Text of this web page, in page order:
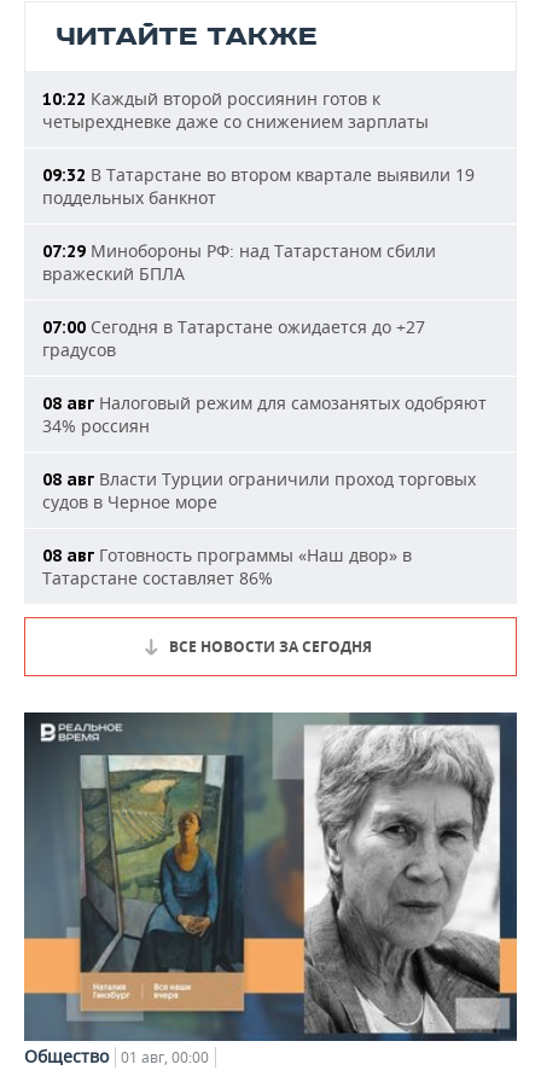
ЧИТАЙТЕ ТАКЖЕ
10:22 Каждый второй россиянин готов к
четырехдневке даже со снижением зарплаты
09:32 В Татарстане во втором квартале выявили 19
поддельных банкнот
07:29 Минобороны РФ: над Татарстаном сбили
вражеский БПЛА
07:00 Сегодня в Татарстане ожидается до +27
градусов
08 авг Налоговый режим для самозанятых одобряют
34% россиян
08 авг Власти Турции ограничили проход торговых
судов в Черное море
08 авг Готовность программы «Наш двор» в
Татарстане составляет 86%
ВСЕ НОВОСТИ ЗА СЕГОДНЯ
Общество 01 авг, 00:00